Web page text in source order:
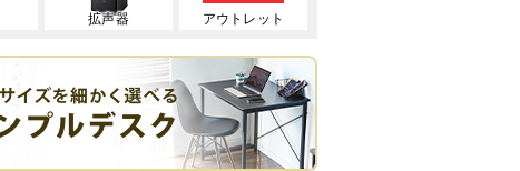
拡声器 アウトレット